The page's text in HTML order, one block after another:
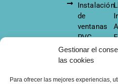
Gestionar el
las cookies
Para ofrecer las mejores experiencias,
Instalación
de
ventanas
PVC
Tipos de
aperturas